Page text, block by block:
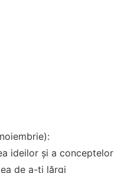
ideilor și a conceptelor
de a-ți lărgi